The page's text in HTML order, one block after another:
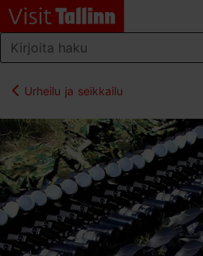
Urheilu ja seikkailu